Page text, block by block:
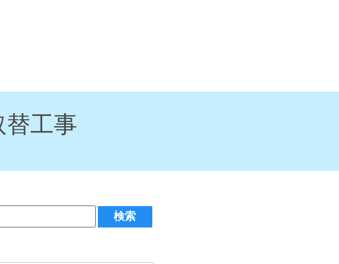
工事